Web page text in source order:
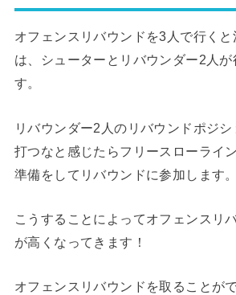
オフェンスリバウンドを3人で行く
は、シューターとリバウンダー2人が
す。
リバウンダー2人のリバウンドポジ
打つなと感じたらフリースローライ
準備をしてリバウンドに参加します。
こうすることによってオフェンスリ
が高くなってきます！
オフェンスリバウンドを取ることが